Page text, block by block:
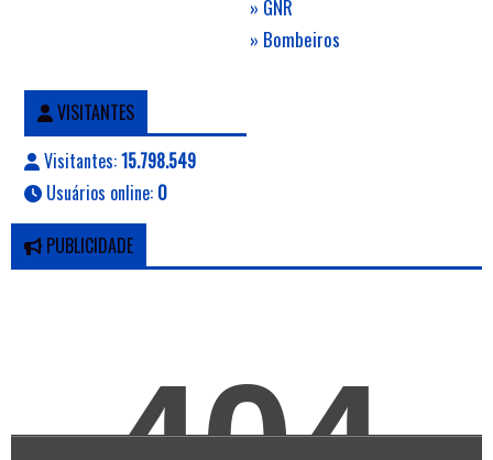
» GNR
» Bombeiros
VISITANTES
Visitantes:15.798.549
Usuários online: 0
PUBLICIDADE